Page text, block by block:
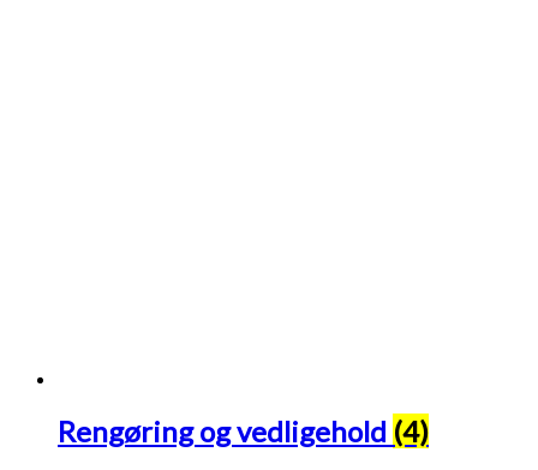
Rengøring og vedligehold (4)